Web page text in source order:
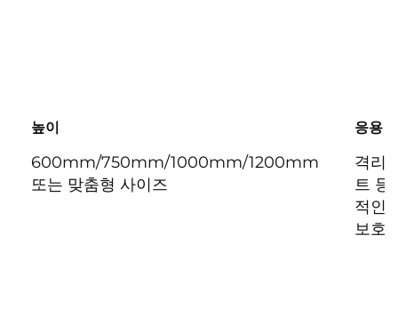
높이 응용
600mm/750mm/1000mm/1200mm
또는 맞춤형 사이즈
격리,
트 등
적인
보호